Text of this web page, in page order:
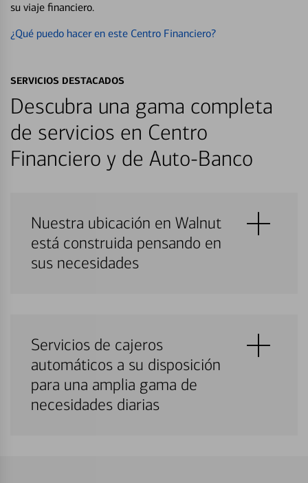
su viaje financiero.
¿Qué puedo hacer en este Centro Financiero?
SERVICIOS DESTACADOS
Descubra una gama completa
de servicios en Centro
Financiero y de Auto-Banco
Nuestra ubicación en Walnut
está construida pensando en
sus necesidades
Servicios de cajeros
automáticos a su disposición
para una amplia gama de
necesidades diarias